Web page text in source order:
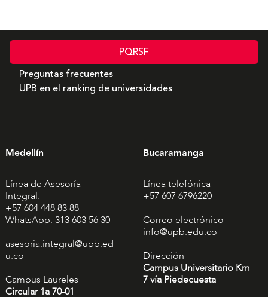
PQRSF
Preguntas frecuentes
UPB en el ranking de universidades
Medellín
Línea de Asesoría
Integral:
+57 604 448 83 88
WhatsApp: 313 603 56 30
asesoria.integral@upb.ed
u.co
Campus Laureles
Circular 1a 70-01
Bucaramanga
Línea telefónica
+57 607 6796220
Correo electrónico
info@upb.edu.co
Dirección
Campus Universitario Km
7 vía Piedecuesta